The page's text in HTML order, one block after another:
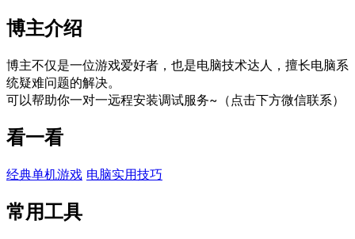
博主介绍
博主不仅是一位游戏爱好者，也是电脑技术达人，擅长电脑系
统疑难问题的解决。
可以帮助你一对一远程安装调试服务~（点击下方微信联系）
看一看
经典单机游戏 电脑实用技巧
常用工具